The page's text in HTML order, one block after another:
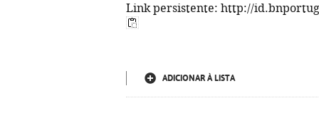
Link persistente: http://
ADICIONAR À LISTA